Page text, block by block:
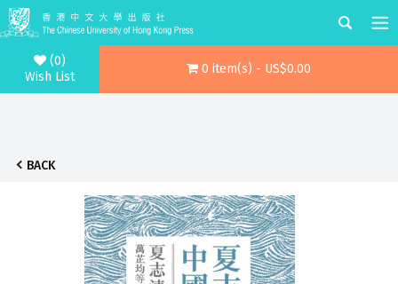
(0)
Wish List
0 item(s) - US$0.00
BACK